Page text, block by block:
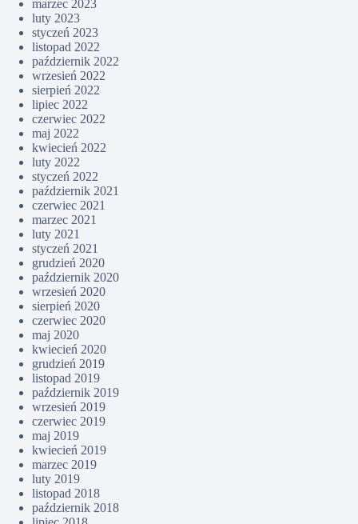
marzec 2023
luty 2023
styczeń 2023
listopad 2022
październik 2022
wrzesień 2022
sierpień 2022
lipiec 2022
czerwiec 2022
maj 2022
kwiecień 2022
luty 2022
styczeń 2022
październik 2021
czerwiec 2021
marzec 2021
luty 2021
styczeń 2021
grudzień 2020
październik 2020
wrzesień 2020
sierpień 2020
czerwiec 2020
maj 2020
kwiecień 2020
grudzień 2019
listopad 2019
październik 2019
wrzesień 2019
czerwiec 2019
maj 2019
kwiecień 2019
marzec 2019
luty 2019
listopad 2018
październik 2018